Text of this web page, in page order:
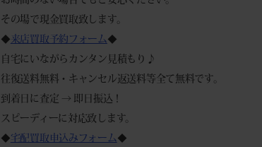
その場で現金買取致します。
◆ 来店買取予約フォーム ◆
自宅にいながらカンタン見積もり♪
往復送料無料・キャンセル返送料等全て無料です。
到着日に査定 → 即日振込！
スピーディーに対応致します。
◆宅配買取申込みフォーム ◆